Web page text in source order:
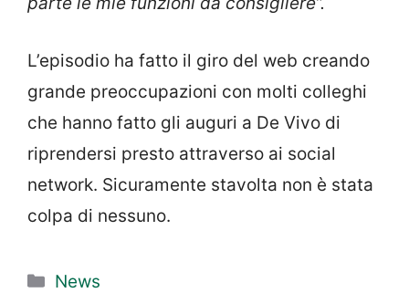
L’episodio ha fatto il giro del web creando
grande preoccupazioni con molti colleghi
che hanno fatto gli auguri a De Vivo di
riprendersi presto attraverso ai social
network. Sicuramente stavolta non è stata
colpa di nessuno.
Categorie
News